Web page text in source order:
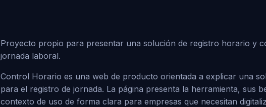
Proyecto propio para presentar una solución de registro horario y
jornada laboral.
Control Horario es una web de producto orientada a explicar una
para el registro de jornada. La página presenta la herramienta, sus
contexto de uso de forma clara para empresas que necesitan